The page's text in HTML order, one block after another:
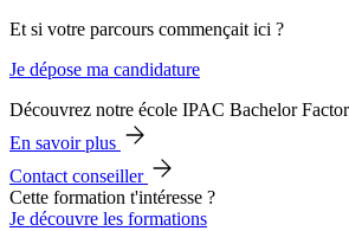
Et si votre parcours commençait ici ?
Je dépose ma candidature
Découvrez notre école IPAC Bachelor
En savoir plus
Contact conseiller
Cette formation t'intéresse ?
Je découvre les formations